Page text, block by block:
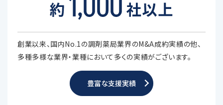
創業以来、国内No.1の調剤薬局業界のM&A成約実績の他、
多種多様な業界・業種において多くの実績がございます。
豊富な支援実績